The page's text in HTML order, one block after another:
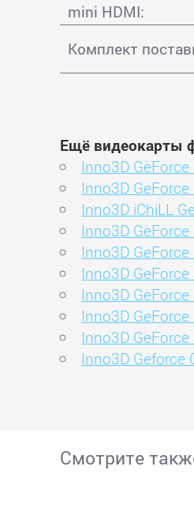
mini HDMI:
Комплект
Ещё видеокарты
Inno3D GeForce
Inno3D GeForce
Inno3D iChiLL
Inno3D
Inno3D GeForce
Inno3D
Inno3D
Inno3D GeForce
Inno3D GeForce
Inno3D Geforce
Смотрите